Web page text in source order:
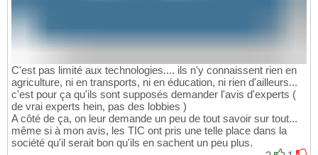
C'est pas limité aux technologies.... ils n'y connaissent rien en
agriculture, ni en transports, ni en éducation, ni rien d'ailleurs...
c'est pour ça qu'ils sont supposés demander l'avis d'experts (
de vrai experts hein, pas des lobbies )
A côté de ça, on leur demande un peu de tout savoir sur tout...
même si à mon avis, les TIC ont pris une telle place dans la
société qu'il serait bon qu'ils en sachent un peu plus.